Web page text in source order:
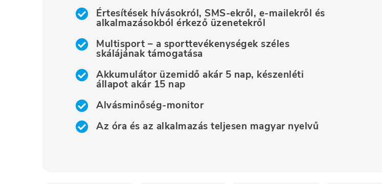
Értesítések hívásokról, SMS-ekről, e-mailekről és
alkalmazásokból érkező üzenetekről
Multisport – a sporttevékenységek széles
skálájának támogatása
Akkumulátor üzemidő akár 5 nap, készenléti
állapot akár 15 nap
Alvásminőség-monitor
Az óra és az alkalmazás teljesen magyar nyelvű